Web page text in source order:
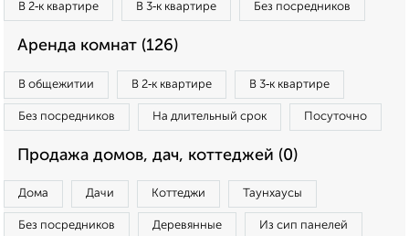
В 2‑к квартире В 3‑к квартире Без посредников
Аренда комнат (126)
В общежитии В 2‑к квартире В 3‑к квартире
Без посредников На длительный срок Посуточно
Продажа домов, дач, коттеджей (0)
Дома Дачи Коттеджи Таунхаусы
Без посредников Деревянные Из сип панелей